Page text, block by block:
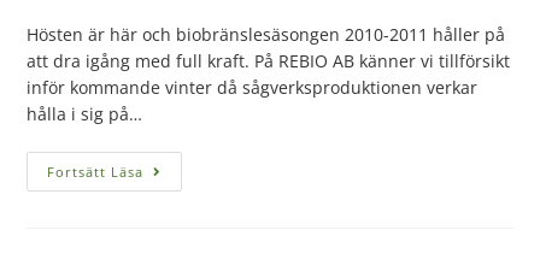
Hösten är här och biobränslesäsongen 2010-2011 håller på
att dra igång med full kraft. På REBIO AB känner vi tillförsikt
inför kommande vinter då sågverksproduktionen verkar
hålla i sig på…
Fortsätt Läsa